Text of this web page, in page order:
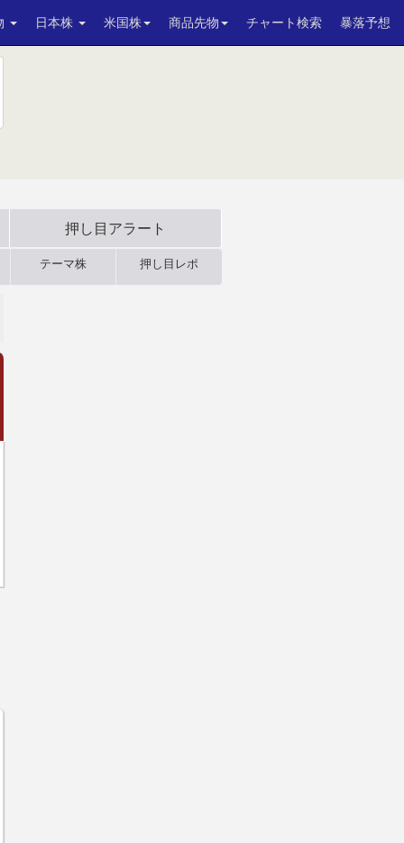
日本株 米国株 商品先物 チャート検索 暴落予想
押し目アラート
テーマ株 押し目レポ